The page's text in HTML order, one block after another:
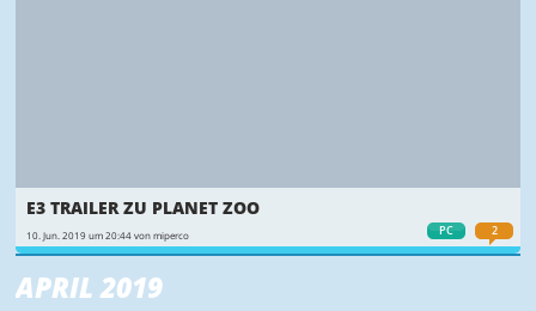
PC 2
E3 TRAILER ZU PLANET ZOO
10. Jun. 2019 um 20:44 von miperco
APRIL 2019